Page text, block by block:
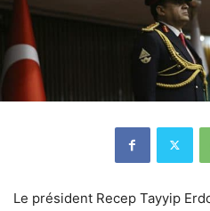
Le président Recep Tayyip